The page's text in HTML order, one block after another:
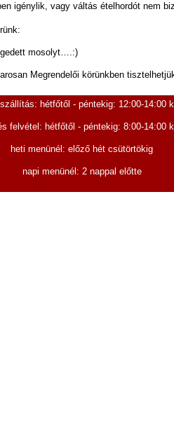
igénylik, vagy váltás ételhordót nem
mosolyt….:)
Megrendelői körünkben
hétfőtől - péntekig: 12:00-14:00
felvétel: hétfőtől - péntekig: 8:00-14:00
heti menünél: előző hét csütörtökig
napi menünél: 2 nappal előtte